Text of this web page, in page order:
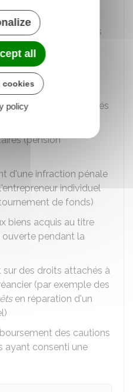
professionnel
antérieures au
été communiquées
ne sont pas effacées.
dues
(salaires, indemnités
(pension
d'une infraction pénale
individuel
de fonds)
biens acquis au titre
ouverte pendant la
sur des droits attachés à
(par exemple des
en réparation d'un
des cautions
ayant consenti une
all
cookies
policy